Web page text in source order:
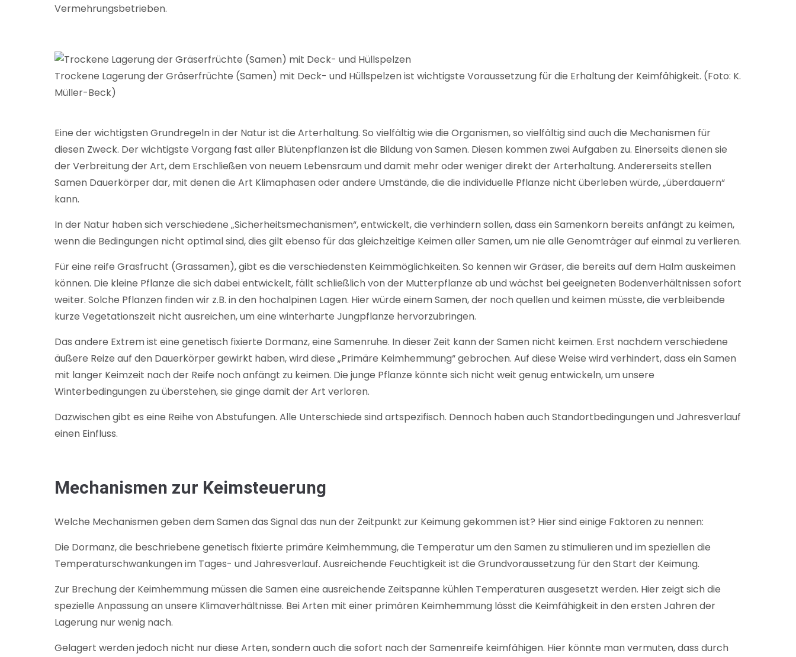
Vermehrungsbetrieben.
Trockene Lagerung der Gräserfrüchte (Samen) mit Deck- und Hüllspelzen ist wichtigste Voraussetzung für die Erhaltung der Keimfähigkeit. (Foto: K.
Müller-Beck)
Eine der wichtigsten Grundregeln in der Natur ist die Arterhaltung. So vielfältig wie die Organismen, so vielfältig sind auch die Mechanismen für
diesen Zweck. Der wichtigste Vorgang fast aller Blütenpflanzen ist die Bildung von Samen. Diesen kommen zwei Aufgaben zu. Einerseits dienen sie
der Verbreitung der Art, dem Erschließen von neuem Lebensraum und damit mehr oder weniger direkt der Arterhaltung. Andererseits stellen
Samen Dauerkörper dar, mit denen die Art Klimaphasen oder andere Umstände, die die individuelle Pflanze nicht überleben würde, „überdauern“
kann.
In der Natur haben sich verschiedene „Sicherheitsmechanismen“, entwickelt, die verhindern sollen, dass ein Samenkorn bereits anfängt zu keimen,
wenn die Bedingungen nicht optimal sind, dies gilt ebenso für das gleichzeitige Keimen aller Samen, um nie alle Genomträger auf einmal zu verlieren.
Für eine reife Grasfrucht (Grassamen), gibt es die verschiedensten Keimmöglichkeiten. So kennen wir Gräser, die bereits auf dem Halm auskeimen
können. Die kleine Pflanze die sich dabei entwickelt, fällt schließlich von der Mutterpflanze ab und wächst bei geeigneten Bodenverhältnissen sofort
weiter. Solche Pflanzen finden wir z.B. in den hochalpinen Lagen. Hier würde einem Samen, der noch quellen und keimen müsste, die verbleibende
kurze Vegetationszeit nicht ausreichen, um eine winterharte Jungpflanze hervorzubringen.
Das andere Extrem ist eine genetisch fixierte Dormanz, eine Samenruhe. In dieser Zeit kann der Samen nicht keimen. Erst nachdem verschiedene
äußere Reize auf den Dauerkörper gewirkt haben, wird diese „Primäre Keimhemmung“ gebrochen. Auf diese Weise wird verhindert, dass ein Samen
mit langer Keimzeit nach der Reife noch anfängt zu keimen. Die junge Pflanze könnte sich nicht weit genug entwickeln, um unsere
Winterbedingungen zu überstehen, sie ginge damit der Art verloren.
Dazwischen gibt es eine Reihe von Abstufungen. Alle Unterschiede sind artspezifisch. Dennoch haben auch Standortbedingungen und Jahresverlauf
einen Einfluss.
Mechanismen zur Keimsteuerung
Welche Mechanismen geben dem Samen das Signal das nun der Zeitpunkt zur Keimung gekommen ist? Hier sind einige Faktoren zu nennen:
Die Dormanz, die beschriebene genetisch fixierte primäre Keimhemmung, die Temperatur um den Samen zu stimulieren und im speziellen die
Temperaturschwankungen im Tages- und Jahresverlauf. Ausreichende Feuchtigkeit ist die Grundvoraussetzung für den Start der Keimung.
Zur Brechung der Keimhemmung müssen die Samen eine ausreichende Zeitspanne kühlen Temperaturen ausgesetzt werden. Hier zeigt sich die
spezielle Anpassung an unsere Klimaverhältnisse. Bei Arten mit einer primären Keimhemmung lässt die Keimfähigkeit in den ersten Jahren der
Lagerung nur wenig nach.
Gelagert werden jedoch nicht nur diese Arten, sondern auch die sofort nach der Samenreife keimfähigen. Hier könnte man vermuten, dass durch